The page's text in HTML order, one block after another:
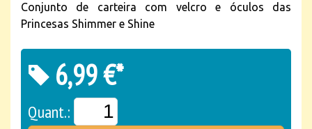
Conjunto de carteira com velcro e óculos das
Princesas Shimmer e Shine
6,99 €*
Quant.: